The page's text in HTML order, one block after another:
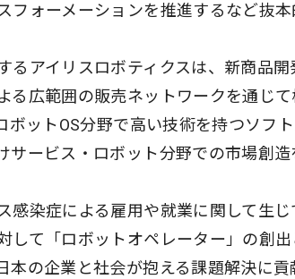
フォーメーションを推進するなど抜本
るアイリスロボティクスは、新商品
る広範囲の販売ネットワークを通じ
ボットOS分野で高い技術を持つソフ
サービス・ロボット分野での市場創造
感染症による雇用や就業に関して生
して「ロボットオペレーター」の創
本の企業と社会が抱える課題解決に貢